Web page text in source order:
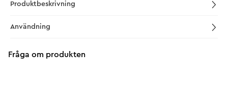
Produktbeskrivning
Användning
Fråga om produkten